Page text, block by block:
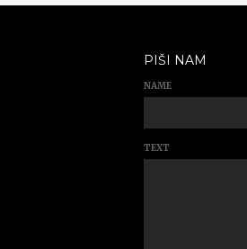
PIŠI NAM
NAME
TEXT